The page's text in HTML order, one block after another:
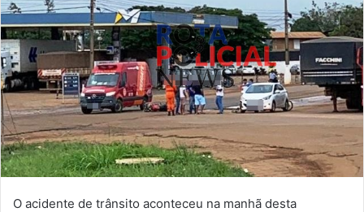
O acidente de trânsito aconteceu na manhã desta